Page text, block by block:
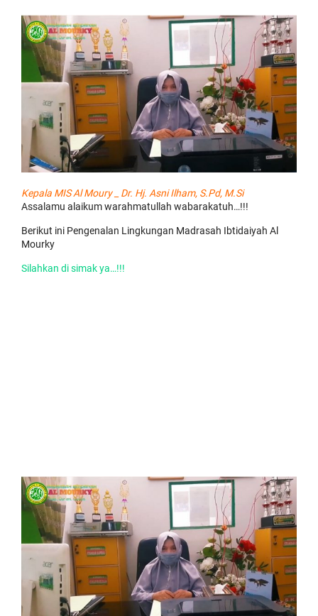
Kepala MIS Al Moury _ Dr. Hj. Asni Ilham, S.Pd, M.Si
Assalamu alaikum warahmatullah wabarakatuh…!!!
Berikut ini Pengenalan Lingkungan Madrasah Ibtidaiyah Al
Mourky
Silahkan di simak ya…!!!